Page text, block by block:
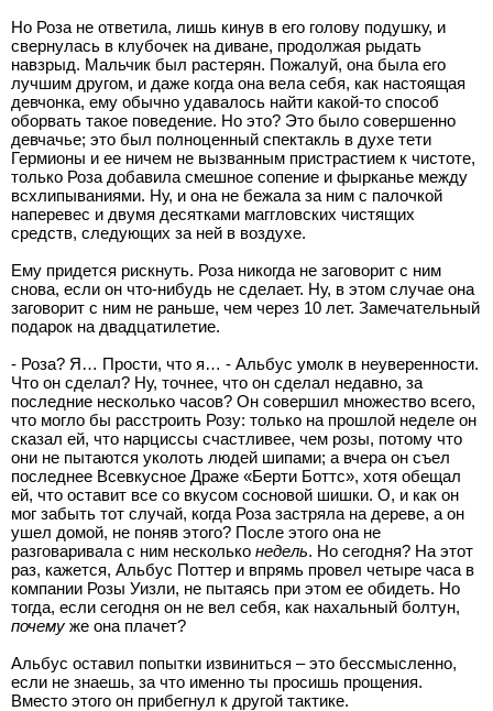
Но Роза не ответила, лишь кинув в его голову подушку, и
свернулась в клубочек на диване, продолжая рыдать
навзрыд. Мальчик был растерян. Пожалуй, она была его
лучшим другом, и даже когда она вела себя, как настоящая
девчонка, ему обычно удавалось найти какой-то способ
оборвать такое поведение. Но это? Это было совершенно
девчачье; это был полноценный спектакль в духе тети
Гермионы и ее ничем не вызванным пристрастием к чистоте,
только Роза добавила смешное сопение и фырканье между
всхлипываниями. Ну, и она не бежала за ним с палочкой
наперевес и двумя десятками маггловских чистящих
средств, следующих за ней в воздухе.
Ему придется рискнуть. Роза никогда не заговорит с ним
снова, если он что-нибудь не сделает. Ну, в этом случае она
заговорит с ним не раньше, чем через 10 лет. Замечательный
подарок на двадцатилетие.
- Роза? Я… Прости, что я… - Альбус умолк в неуверенности.
Что он сделал? Ну, точнее, что он сделал недавно, за
последние несколько часов? Он совершил множество всего,
что могло бы расстроить Розу: только на прошлой неделе он
сказал ей, что нарциссы счастливее, чем розы, потому что
они не пытаются уколоть людей шипами; а вчера он съел
последнее Всевкусное Драже «Берти Боттс», хотя обещал
ей, что оставит все со вкусом сосновой шишки. О, и как он
мог забыть тот случай, когда Роза застряла на дереве, а он
ушел домой, не поняв этого? После этого она не
разговаривала с ним несколько недель. Но сегодня? На этот
раз, кажется, Альбус Поттер и впрямь провел четыре часа в
компании Розы Уизли, не пытаясь при этом ее обидеть. Но
тогда, если сегодня он не вел себя, как нахальный болтун,
почему же она плачет?
Альбус оставил попытки извиниться – это бессмысленно,
если не знаешь, за что именно ты просишь прощения.
Вместо этого он прибегнул к другой тактике.